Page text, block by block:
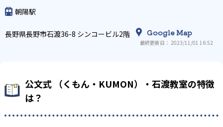
朝陽駅
長野県長野市石渡36-8 シンコービル2階 Google Map
最終更新日： 2023/11/01 16:52
公文式 （くもん・KUMON）・石渡教室の特徴
は？